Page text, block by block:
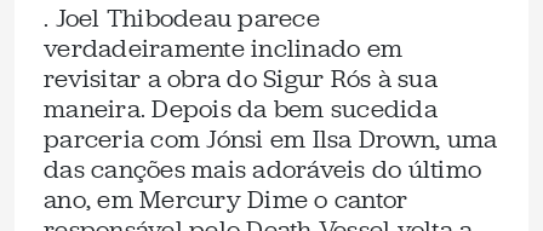
. Joel Thibodeau parece
verdadeiramente inclinado em
revisitar a obra do Sigur Rós à sua
maneira. Depois da bem sucedida
parceria com Jónsi em Ilsa Drown, uma
das canções mais adoráveis do último
ano, em Mercury Dime o cantor